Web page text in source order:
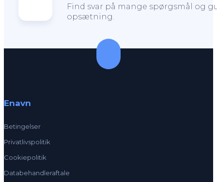
Find svar på mange spørgsmål og
opsætning.
Enavn
Betingelser
Privatlivspolitik
Cookiepolitik
Databehandleraftale